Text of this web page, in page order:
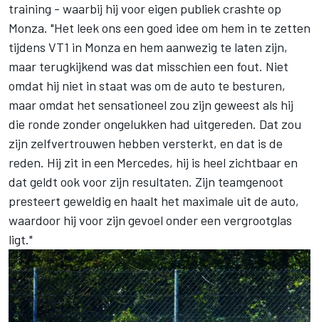
training - waarbij hij voor eigen publiek crashte op
Monza. "Het leek ons een goed idee om hem in te zetten
tijdens VT1 in Monza en hem aanwezig te laten zijn,
maar terugkijkend was dat misschien een fout. Niet
omdat hij niet in staat was om de auto te besturen,
maar omdat het sensationeel zou zijn geweest als hij
die ronde zonder ongelukken had uitgereden. Dat zou
zijn zelfvertrouwen hebben versterkt, en dat is de
reden. Hij zit in een Mercedes, hij is heel zichtbaar en
dat geldt ook voor zijn resultaten. Zijn teamgenoot
presteert geweldig en haalt het maximale uit de auto,
waardoor hij voor zijn gevoel onder een vergrootglas
ligt."